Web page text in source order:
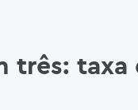
três: taxa